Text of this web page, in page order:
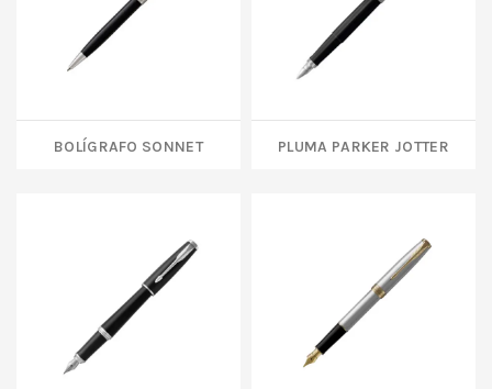
Bolígrafo Sonnet Pluma Parker Jotter